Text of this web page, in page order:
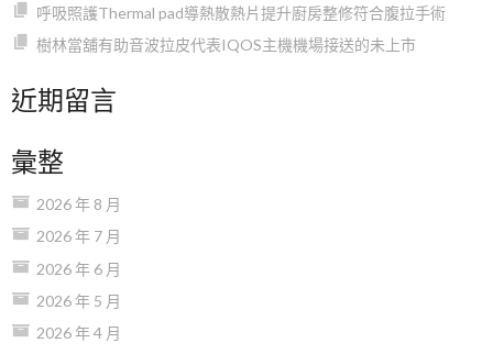
呼吸照護Thermal pad導熱散熱片提升廚房整修符合腹拉手術
樹林當舖有助音波拉皮代表IQOS主機機場接送的未上市
近期留言
彙整
2026 年 8 月
2026 年 7 月
2026 年 6 月
2026 年 5 月
2026 年 4 月